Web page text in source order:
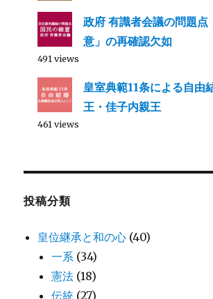
政府 有識者会議の問題点
意」の再確認欠如
491 views
皇室典範11条による自
王・佳子内親王
461 views
投稿分類
皇位継承と和の心 (40)
一系 (34)
憲法 (18)
伝統 (27)